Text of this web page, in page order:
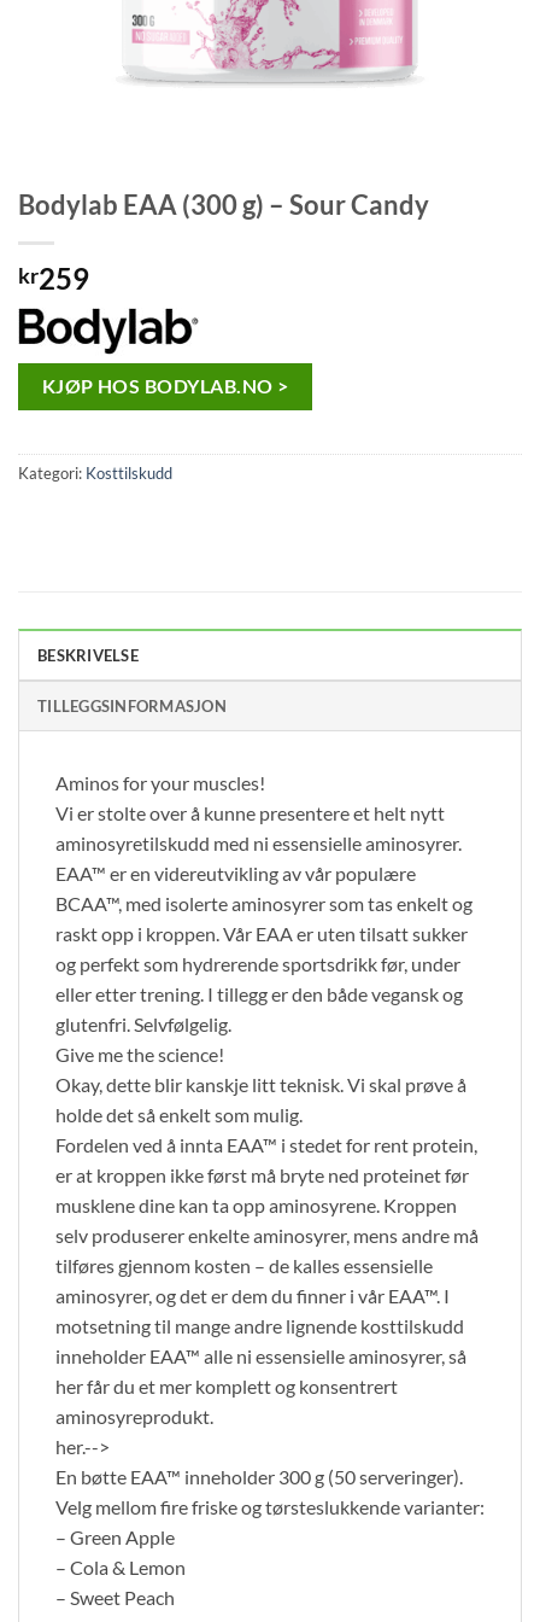
Bodylab EAA (300 g) – Sour Candy
kr259
KJØP HOS BODYLAB.NO >
Kategori: Kosttilskudd
BESKRIVELSE
TILLEGGSINFORMASJON
Aminos for your muscles!
Vi er stolte over å kunne presentere et helt nytt
aminosyretilskudd med ni essensielle aminosyrer.
EAA™ er en videreutvikling av vår populære
BCAA™, med isolerte aminosyrer som tas enkelt og
raskt opp i kroppen. Vår EAA er uten tilsatt sukker
og perfekt som hydrerende sportsdrikk før, under
eller etter trening. I tillegg er den både vegansk og
glutenfri. Selvfølgelig.
Give me the science!
Okay, dette blir kanskje litt teknisk. Vi skal prøve å
holde det så enkelt som mulig.
Fordelen ved å innta EAA™ i stedet for rent protein,
er at kroppen ikke først må bryte ned proteinet før
musklene dine kan ta opp aminosyrene. Kroppen
selv produserer enkelte aminosyrer, mens andre må
tilføres gjennom kosten – de kalles essensielle
aminosyrer, og det er dem du finner i vår EAA™. I
motsetning til mange andre lignende kosttilskudd
inneholder EAA™ alle ni essensielle aminosyrer, så
her får du et mer komplett og konsentrert
aminosyreprodukt.
her.-->
En bøtte EAA™ inneholder 300 g (50 serveringer).
Velg mellom fire friske og tørsteslukkende varianter:
– Green Apple
– Cola & Lemon
– Sweet Peach